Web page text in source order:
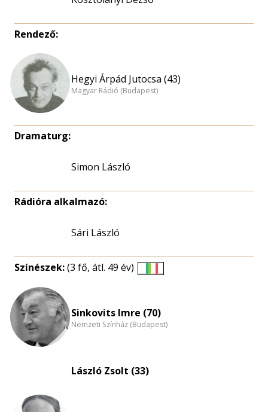
Rendező:
Hegyi Árpád Jutocsa (43)
Magyar Rádió (Budapest)
Dramaturg:
Simon László
Rádióra alkalmazó:
Sári László
Színészek:(3 fő, átl. 49 év)
nagyítása
Sinkovits Imre (70)
Nemzeti Színház (Budapest)
László Zsolt (33)